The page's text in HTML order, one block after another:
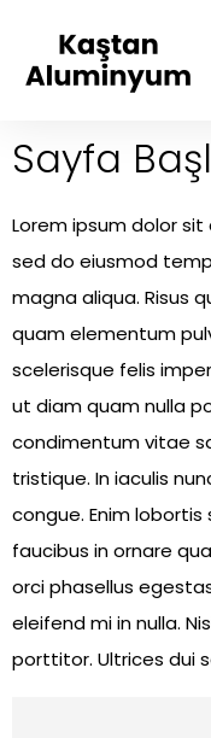
Sayfa
Lorem ipsum dolor
sed do eiusmod
magna aliqua. Risus
quam elementum
scelerisque felis
ut diam quam nulla
condimentum vitae
tristique. In iaculis
congue. Enim
faucibus in ornare
orci phasellus
eleifend mi in nulla.
porttitor. Ultrices dui